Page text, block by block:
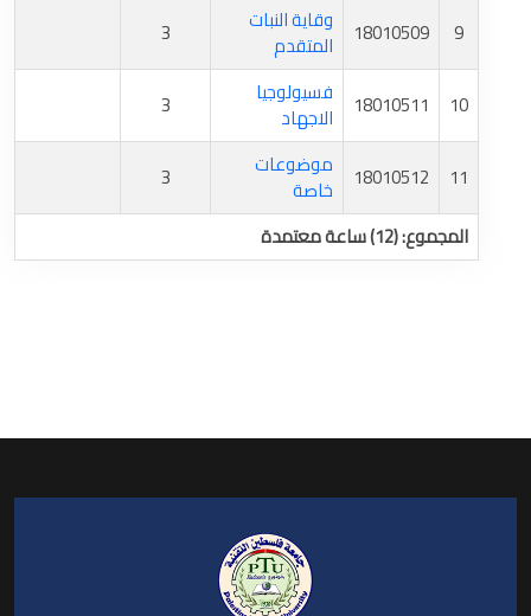
9
18010509 وقاية النبات
المتقدم 3
10
18010511 فسيولوجيا
الاجهاد 3
11
18010512 موضوعات
خاصة
3
المجموع: (12) ساعة معتمدة